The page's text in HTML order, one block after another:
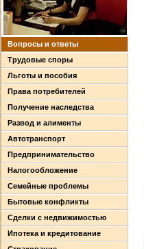
Вопросы и ответы
Трудовые споры
Льготы и пособия
Права потребителей
Получение наследства
Развод и алименты
Автотранспорт
Предпринимательство
Налогообложение
Семейные проблемы
Бытовые конфликты
Сделки с недвижимостью
Ипотека и кредитование